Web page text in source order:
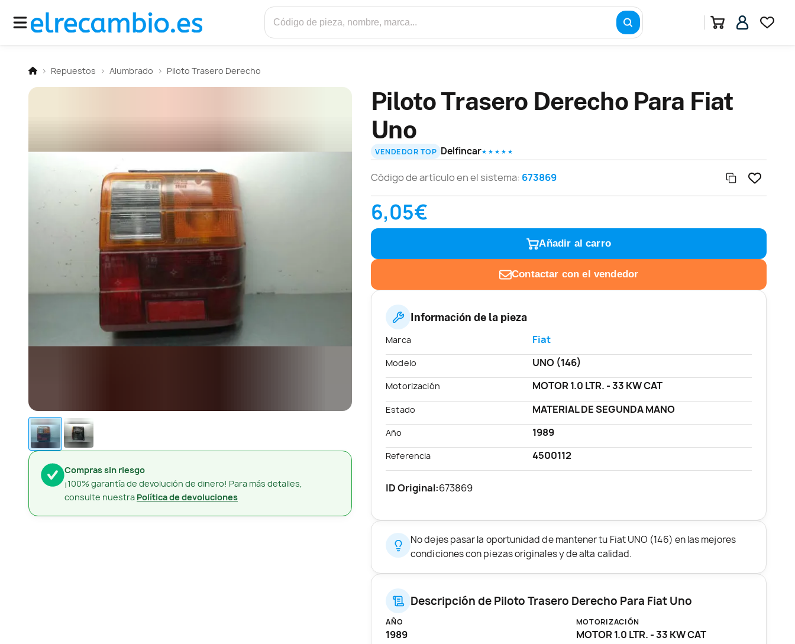
Repuestos Alumbrado Piloto Trasero Derecho
Compras sin riesgo
¡100% garantía de devolución de dinero! Para más detalles,
consulte nuestra Política de devoluciones
Piloto Trasero Derecho Para Fiat
Uno
VENDEDOR TOP Delfincar★ ★ ★ ★ ★
Código de artículo en el sistema: 673869
6,05€
Añadir al carro
Contactar con el vendedor
Información de la pieza
Marca Fiat
Modelo UNO (146)
Motorización MOTOR 1.0 LTR. - 33 KW CAT
Estado MATERIAL DE SEGUNDA MANO
Año 1989
Referencia 4500112
ID Original:673869
No dejes pasar la oportunidad de mantener tu Fiat UNO (146) en las mejores
condiciones con piezas originales y de alta calidad.
Descripción de Piloto Trasero Derecho Para Fiat Uno
AÑO
1989
MOTORIZACIÓN
MOTOR 1.0 LTR. - 33 KW CAT